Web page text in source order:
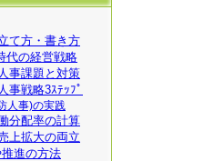
て方・書き方
代の経営戦略
事課題と対策
事戦略3ｽﾃｯﾌﾟ
人事)の実践
分配率の計算
上拡大の両立
進の方法